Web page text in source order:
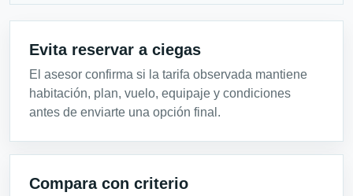
Evita reservar a ciegas
El asesor confirma si la tarifa observada mantiene
habitación, plan, vuelo, equipaje y condiciones
antes de enviarte una opción final.
Compara con criterio